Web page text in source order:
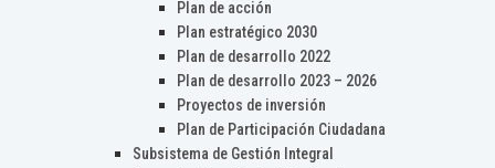
Plan de acción
Plan estratégico 2030
Plan de desarrollo 2022
Plan de desarrollo 2023 – 2026
Proyectos de inversión
Plan de Participación Ciudadana
Subsistema de Gestión Integral